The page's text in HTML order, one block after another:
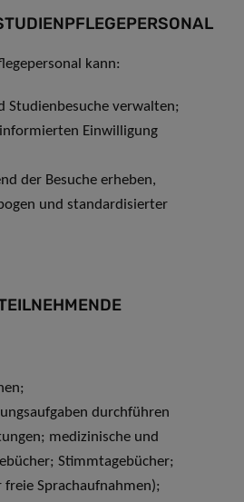
kann:
Studienbesuche verwalten;
Einwilligung
der Besuche erheben,
und standardisierter
durchführen
medizinische und
Stimmtagebücher;
Sprachaufnahmen);